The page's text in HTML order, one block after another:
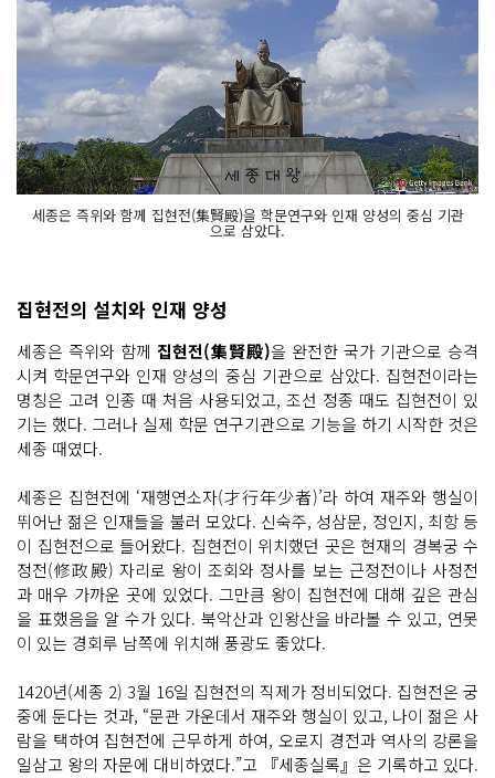
세종은 즉위와 함께 집현전(集賢殿)을 학문연구와 인재 양성의 중심 기관
으로 삼았다.
집현전의 설치와 인재 양성
세종은 즉위와 함께 집현전(集賢殿)을 완전한 국가 기관으로 승격
시켜 학문연구와 인재 양성의 중심 기관으로 삼았다. 집현전이라는
명칭은 고려 인종 때 처음 사용되었고, 조선 정종 때도 집현전이 있
기는 했다. 그러나 실제 학문 연구기관으로 기능을 하기 시작한 것은
세종 때였다.
세종은 집현전에 ‘재행연소자(才行年少者)’라 하여 재주와 행실이
뛰어난 젊은 인재들을 불러 모았다. 신숙주, 성삼문, 정인지, 최항 등
이 집현전으로 들어왔다. 집현전이 위치했던 곳은 현재의 경복궁 수
정전(修政殿) 자리로 왕이 조회와 정사를 보는 근정전이나 사정전
과 매우 가까운 곳에 있었다. 그만큼 왕이 집현전에 대해 깊은 관심
을 표했음을 알 수가 있다. 북악산과 인왕산을 바라볼 수 있고, 연못
이 있는 경회루 남쪽에 위치해 풍광도 좋았다.
1420년(세종 2) 3월 16일 집현전의 직제가 정비되었다. 집현전은 궁
중에 둔다는 것과, “문관 가운데서 재주와 행실이 있고, 나이 젊은 사
람을 택하여 집현전에 근무하게 하여, 오로지 경전과 역사의 강론을
일삼고 왕의 자문에 대비하였다.”고 『세종실록』은 기록하고 있다.